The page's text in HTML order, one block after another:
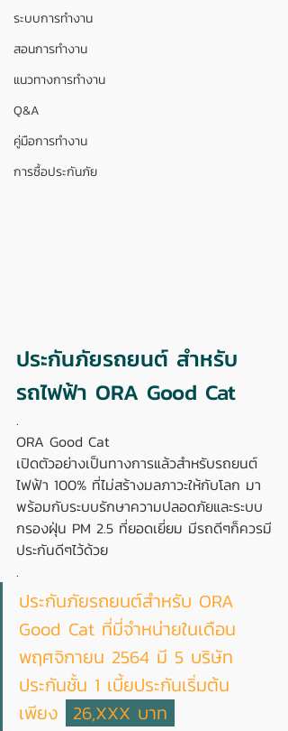
ระบบการทำงาน
สอนการทำงาน
แนวทางการทำงาน
Q&A
คู่มือการทำงาน
การซื้อประกันภัย
ประกันภัยรถยนต์ สำหรับ
รถไฟฟ้า ORA Good Cat
.
ORA Good Cat
เปิดตัวอย่างเป็นทางการแล้วสำหรับรถยนต์
ไฟฟ้า 100% ที่ไม่สร้างมลภาวะให้กับโลก มา
พร้อมกับระบบรักษาความปลอดภัยและระบบ
กรองฝุ่น PM 2.5 ที่ยอดเยี่ยม มีรถดีๆก็ควรมี
ประกันดีๆไว้ด้วย
.
ประกันภัยรถยนต์สำหรับ ORA
Good Cat ที่มี่จำหน่ายในเดือน
พฤศจิกายน 2564 มี 5 บริษัท
ประกันชั้น 1 เบี้ยประกันเริ่มต้น
เพียง 26,XXX บาท